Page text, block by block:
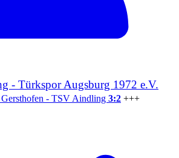
- Türkspor Augsburg 1972 e.V.
- TSV Aindling 3:2 +++